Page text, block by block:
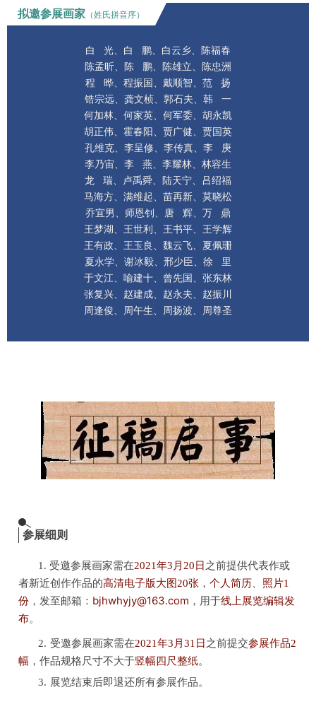
拟邀参展画家 （姓氏拼音序）
白 光、白 鹏、白云乡、陈福春
陈孟昕、 陈 鹏、陈雄立、 陈忠洲
程 晔、 程振国、戴顺智、 范 扬
锆宗远、 龚文桢、 郭石夫、韩 一
何加林、 何家英、 何军委、胡永凯
胡正伟、 霍春阳、 贾广健、贾国英
孔维克、 李呈修、 李传真、李 庚
李乃宙、 李 燕、 李耀林、林容生
龙 瑞、
卢禹舜、 陆天宁、吕绍福
马海方、 满维起、 苗再新、莫晓松
乔宜男、 师恩钊、
唐 辉、万 鼎
王梦湖、 王世利、 王书平、王学辉
王有政、 王玉良、 魏云飞、夏佩珊
夏永学、 谢冰毅、邢少臣、徐 里
于文江、 喻建十、曾先国、张东林
张复兴、 赵建成、赵永夫、赵振川
周逢俊、
周午生、周扬波、周尊圣
参展细则
1. 受邀参展画家需在2021年3月20日 之前提供代表作或
者新近创作作品的高清电子版大图20张 ， 个人简历
照片1
份 ， 发至邮箱： bjhwhyjy@163.com ， 用于线上展览编辑发
布。
2. 受邀参展画家需在2021年3月31日 之前提交参展作品2
幅 ，作品规格尺寸不大于竖幅 四尺整纸。
3. 展览结束后即退还所有参展作品。